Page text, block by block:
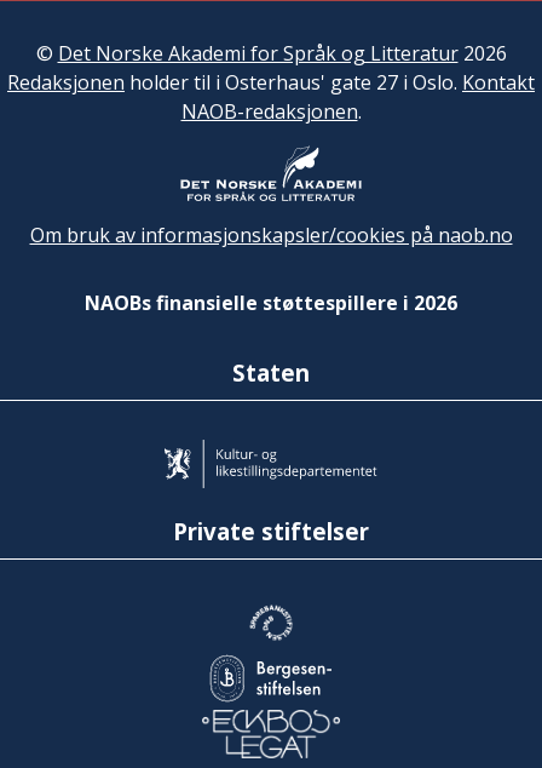
© Det Norske Akademi for Språk og Litteratur2026
Redaksjonen holder til i Osterhaus' gate 27 i Oslo. Kontakt
NAOB-redaksjonen.
Om bruk av informasjonskapsler/cookies på naob.no
NAOBs finansielle støttespillere i 2026
Staten
Private stiftelser